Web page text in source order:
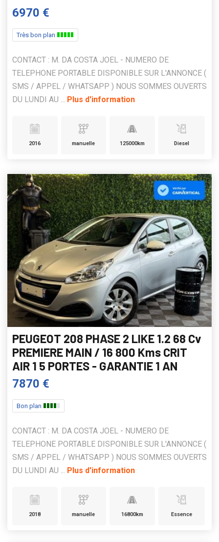
6970 €
Très bon plan
CONTACT : M. DA COSTA JOEL - NUMERO DE
TELEPHONE PORTABLE DISPONIBLE SUR L'ANNONCE (
SMS / APPEL / WHATSAPP ) NOUS SOMMES OUVERTS
DU LUNDI AU ... Plus d'information
2016 manuelle 125000km Diesel
PEUGEOT 208 PHASE 2 LIKE 1.2 68 Cv
PREMIERE MAIN / 16 800 Kms CRIT
AIR 1 5 PORTES - GARANTIE 1 AN
7870 €
Bon plan
CONTACT : M. DA COSTA JOEL - NUMERO DE
TELEPHONE PORTABLE DISPONIBLE SUR L'ANNONCE (
SMS / APPEL / WHATSAPP ) NOUS SOMMES OUVERTS
DU LUNDI AU ... Plus d'information
2018 manuelle 16800km Essence